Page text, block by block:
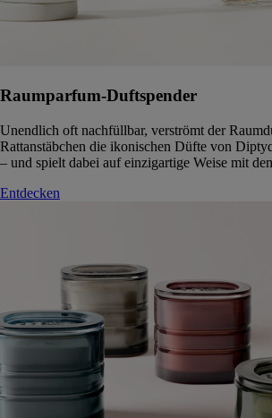
Raumparfum-Duftspender
Unendlich oft nachfüllbar, verströmt der
Rattanstäbchen die ikonischen Düfte von
– und spielt dabei auf einzigartige Weise mit
Entdecken